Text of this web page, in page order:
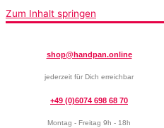
Zum Inhalt springen
shop@handpan.online
jederzeit für Dich erreichbar
+49 (0)6074 698 68 70
Montag - Freitag 9h - 18h